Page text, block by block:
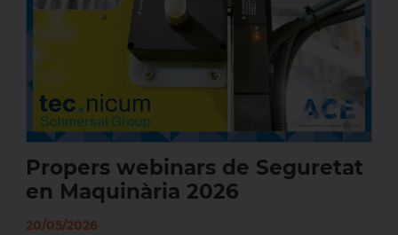
Maquinària 2026
Propers webinars de Seguretat
en Maquinària 2026
20/05/2026